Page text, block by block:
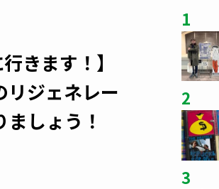
きます！】
リジェネレー
しょう！
1
2
3